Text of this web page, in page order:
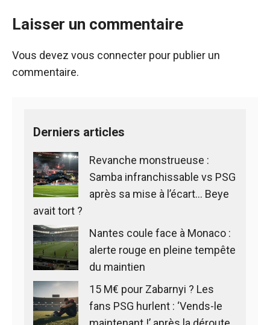
Laisser un commentaire
Vous devez vous connecter pour publier un
commentaire.
Derniers articles
Revanche monstrueuse :
Samba infranchissable vs PSG
après sa mise à l’écart… Beye
avait tort ?
Nantes coule face à Monaco :
alerte rouge en pleine tempête
du maintien
15 M€ pour Zabarnyi ? Les
fans PSG hurlent : ‘Vends-le